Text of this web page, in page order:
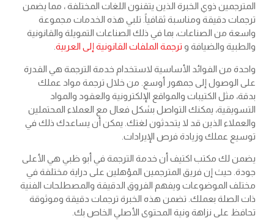
المترجمين ذوي الخبرة الذين يتقنون اللغات المختلفة ، مما يضمن
ترجمات دقيقة ومناسبة ثقافياً. تلبي هذه الخدمات مجموعة
واسعة من الصناعات، بما في ذلك الصناعات التمويلة والقانونية
والطبية والضيافة و ترجمة الملفات القانونية إلى العربية.
واحدة من الفوائد الأساسية لاستخدام خدمة الترجمة هي القدرة
على الوصول إلى جمهور أوسع. من خلال ترجمة مواد عملك
بدقة، مثل الكتيبات والمواقع الإلكترونية والعقود والمواد
التسويقية، يمكنك التواصل بشكل فعال مع العملاء المحتملين
والعملاء الذين قد لا يتحدثون لغتك. يمكن أن يساعدك ذلك في
توسيع عملك وزيادة فرص الإيرادات.
يضمن لك مكتب اكتيف أن خدمة الترجمة في أبو ظبي هي الأعلى
جودة. حيث إن فريق المترجمين المؤهلين على دراية مختلفة في
مختلف الموضوعات ويفهم الفروق الدقيقة والمصطلحات الفنية
ذات الصلة بعملك. تضمن هذه الخبرة ترجمات دقيقة وموثوقة
تحافظ على نزاهة ونية المحتوى الأصلي الخاص بك.